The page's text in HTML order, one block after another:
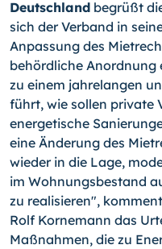
Deutschland begrüßt
sich der Verband in
Anpassung des
behördliche Anordnung
zu einem jahrelangen
führt, wie sollen private
energetische
eine Änderung des
wieder in die Lage,
im Wohnungsbestand
zu realisieren",
Rolf Kornemann das
Maßnahmen, die zu